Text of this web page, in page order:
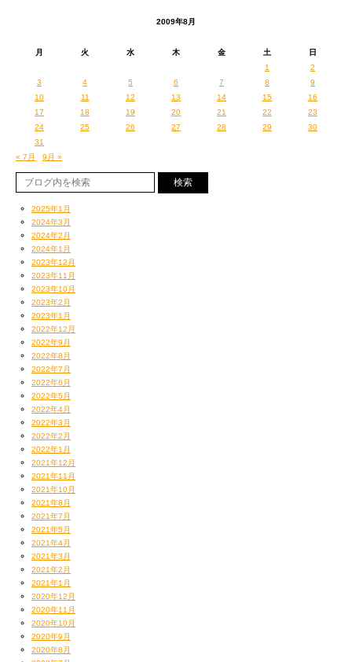
2009年8月
月 火 水 木 金 土
日
1
2
3
4 5 6 7 8
9
10
11 12 13 14 15
16
17
18 19 20 21 22
23
24
25 26 27 28 29
30
31
« 7月
9月 »
2025年1月
2024年3月
2024年2月
2024年1月
2023年12月
2023年11月
2023年10月
2023年2月
2023年1月
2022年12月
2022年9月
2022年8月
2022年7月
2022年6月
2022年5月
2022年4月
2022年3月
2022年2月
2022年1月
2021年12月
2021年11月
2021年10月
2021年8月
2021年7月
2021年5月
2021年4月
2021年3月
2021年2月
2021年1月
2020年12月
2020年11月
2020年10月
2020年9月
2020年8月